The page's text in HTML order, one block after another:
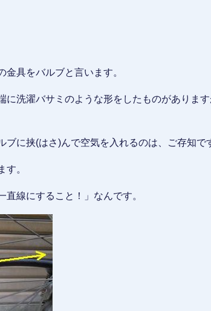
金具をバルブと言います。
に洗濯バサミのような形をしたものがありま
ブに挟(はさ)んで空気を入れるのは、ご存知で
す。
線にすること！」なんです。